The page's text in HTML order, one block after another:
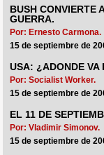
BUSH CONVIERTE
GUERRA.
Por: Ernesto Carmona.
15 de septiembre de
USA: ¿ADONDE VA
Por: Socialist Worker.
15 de septiembre de
EL 11 DE
Por: Vladimir Simonov.
15 de septiembre de